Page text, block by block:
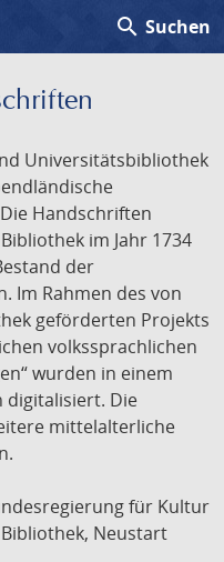
search Suchen
Universitätsbibliothek
Handschriften
im Jahr 1734
der
Im Rahmen des von
geförderten Projekts
volkssprachlichen
wurden in einem
digitalisiert. Die
mittelalterliche
für Kultur
Neustart